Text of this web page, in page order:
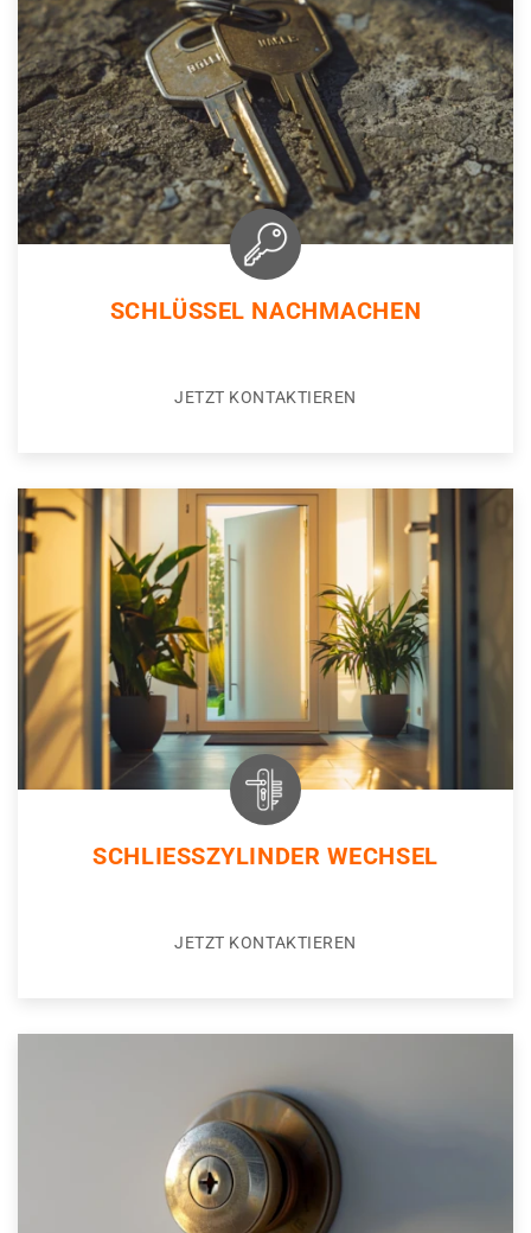
SCHLÜSSEL NACHMACHEN
JETZT KONTAKTIEREN
SCHLIESSZYLINDER WECHSEL
JETZT KONTAKTIEREN